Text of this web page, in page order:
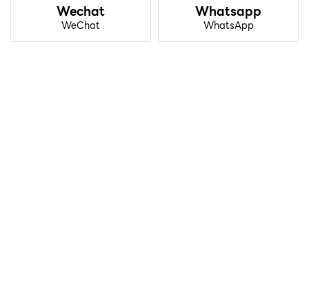
Wechat
WeChat
Whatsapp
WhatsApp